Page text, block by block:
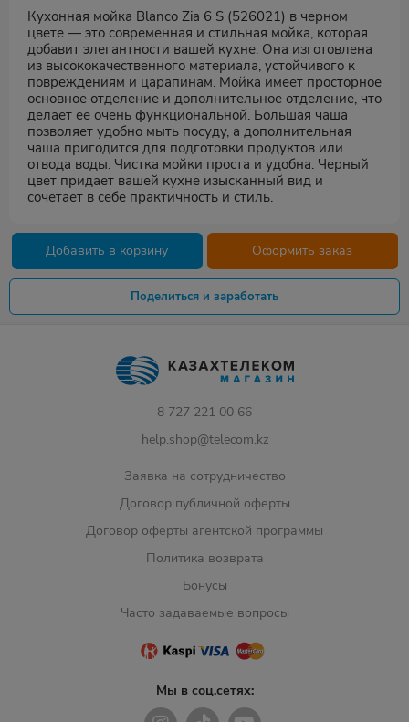
Кухонная мойка Blanco Zia 6 S (526021) в черном
цвете — это современная и стильная мойка, которая
добавит элегантности вашей кухне. Она изготовлена
из высококачественного материала, устойчивого к
повреждениям и царапинам. Мойка имеет просторное
основное отделение и дополнительное отделение, что
делает ее очень функциональной. Большая чаша
позволяет удобно мыть посуду, а дополнительная
чаша пригодится для подготовки продуктов или
отвода воды. Чистка мойки проста и удобна. Черный
цвет придает вашей кухне изысканный вид и
сочетает в себе практичность и стиль.
Добавить в корзину Оформить заказ
Поделиться и заработать
8 727 221 00 66
help.shop@telecom.kz
Заявка на сотрудничество
Договор публичной оферты
Договор оферты агентской программы
Политика возврата
Бонусы
Часто задаваемые вопросы
Мы в соц.сетях: